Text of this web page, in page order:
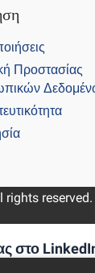
Προστασίας
στο